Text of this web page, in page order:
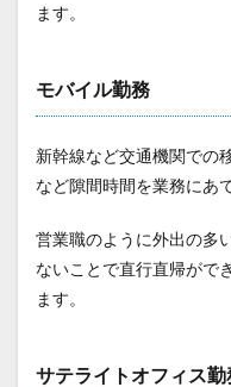
ます。
モバイル勤務
新幹線など交通機関での
など隙間時間を業務にあ
営業職のように外出の多
ないことで直行直帰がで
ます。
サテライトオフィス勤